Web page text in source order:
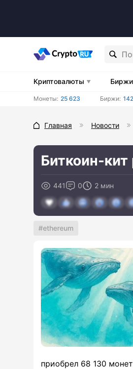
Криптовалюты Биржи
Монеты: 25 623 Биржи:
Главная Новости
Биткоин-
441 0 2 мин
ethereum
приобрел 68 130